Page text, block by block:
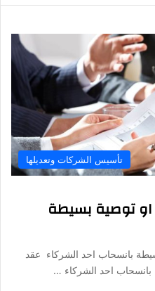
تأسيس الشركات وتعديلها
توصية بسيطة
بانسحاب احد الشركاء عقد
احد الشركاء …